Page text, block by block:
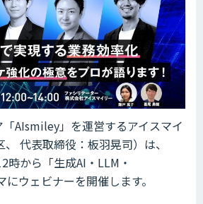
AIsmiley」を運営するアイスマイ
代表取締役：板羽晃司）は、
時から「生成AI・LLM・
ウェビナーを開催します。